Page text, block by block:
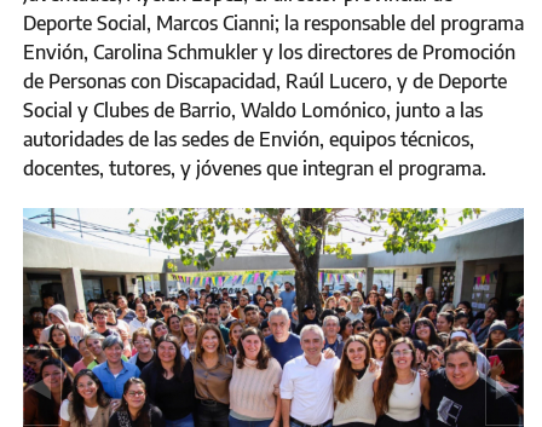
Deporte Social, Marcos Cianni; la responsable del programa
Envión, Carolina Schmukler y los directores de Promoción
de Personas con Discapacidad, Raúl Lucero, y de Deporte
Social y Clubes de Barrio, Waldo Lomónico, junto a las
autoridades de las sedes de Envión, equipos técnicos,
docentes, tutores, y jóvenes que integran el programa.